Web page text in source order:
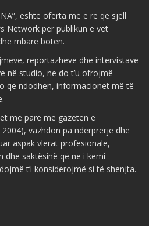
është oferta më e re që sjell
Network për publikun e vet
mbarë botën.
reportazheve dhe intervistave
në studio, ne do t’u ofrojmë
që ndodhen, informacionet më të
më parë me gazetën e
vazhdon pa ndërprerje dhe
aspak vlerat profesionale,
dhe saktësinë që ne i kemi
t’i konsiderojmë si të shenjta.